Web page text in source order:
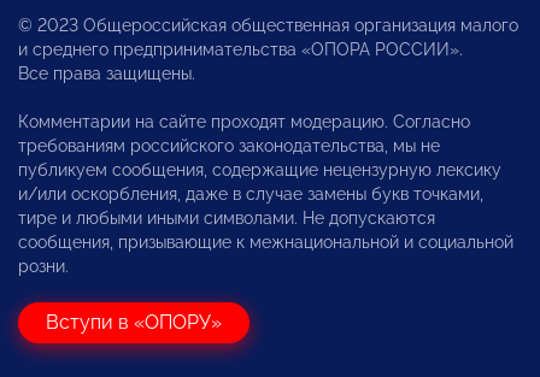
© 2023 Общероссийская общественная организация малого
и среднего предпринимательства «ОПОРА РОССИИ».
Все права защищены.
Комментарии на сайте проходят модерацию. Согласно
требованиям российского законодательства, мы не
публикуем сообщения, содержащие нецензурную лексику
и/или оскорбления, даже в случае замены букв точками,
тире и любыми иными символами. Не допускаются
сообщения, призывающие к межнациональной и социальной
розни.
Вступи в «ОПОРУ»